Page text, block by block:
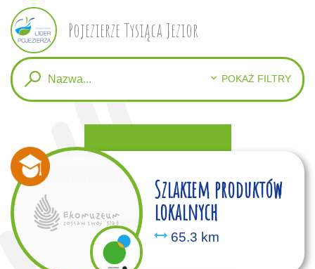
POKAŻ FILTRY
Szlakiem produktów
lokalnych
65.3 km
Pojezierze Tysiąca Jezior